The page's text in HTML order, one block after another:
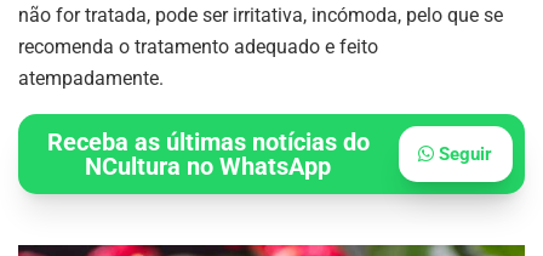
não for tratada, pode ser irritativa, incómoda, pelo que se
recomenda o tratamento adequado e feito
atempadamente.
Receba as últimas notícias do
NCultura no WhatsApp
Seguir